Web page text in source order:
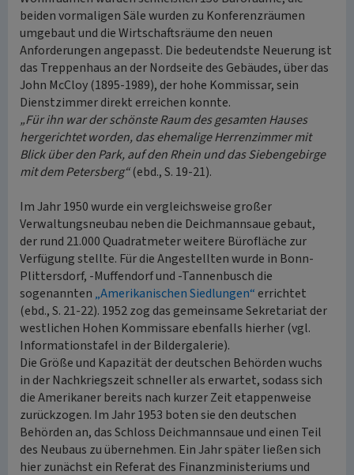
beiden vormaligen Säle wurden zu Konferenzräumen
umgebaut und die Wirtschaftsräume den neuen
Anforderungen angepasst. Die bedeutendste Neuerung ist
das Treppenhaus an der Nordseite des Gebäudes, über das
John McCloy (1895-1989), der hohe Kommissar, sein
Dienstzimmer direkt erreichen konnte.
„Für ihn war der schönste Raum des gesamten Hauses
hergerichtet worden, das ehemalige Herrenzimmer mit
Blick über den Park, auf den Rhein und das Siebengebirge
mit dem Petersberg“(ebd., S. 19-21).
Im Jahr 1950 wurde ein vergleichsweise großer
Verwaltungsneubau neben die Deichmannsaue gebaut,
der rund 21.000 Quadratmeter weitere Bürofläche zur
Verfügung stellte. Für die Angestellten wurde in Bonn-
Plittersdorf, -Muffendorf und -Tannenbusch die
sogenannten „Amerikanischen Siedlungen“ errichtet
(ebd., S. 21-22). 1952 zog das gemeinsame Sekretariat der
westlichen Hohen Kommissare ebenfalls hierher (vgl.
Informationstafel in der Bildergalerie).
Die Größe und Kapazität der deutschen Behörden wuchs
in der Nachkriegszeit schneller als erwartet, sodass sich
die Amerikaner bereits nach kurzer Zeit etappenweise
zurückzogen. Im Jahr 1953 boten sie den deutschen
Behörden an, das Schloss Deichmannsaue und einen Teil
des Neubaus zu übernehmen. Ein Jahr später ließen sich
hier zunächst ein Referat des Finanzministeriums und